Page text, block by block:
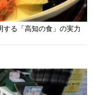
する「高知の食」の実力